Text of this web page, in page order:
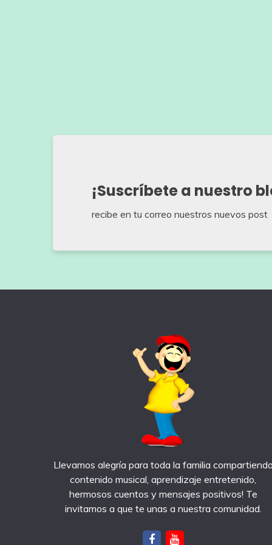
¡Suscríbete a nuestro
recibe en tu correo nuestros nuevos post
Llevamos alegría para toda la familia
contenido musical, aprendizaje entretenido,
hermosos cuentos y mensajes positivos! Te
invitamos a que te unas a nuestra comunidad.